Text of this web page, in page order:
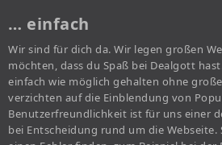
… einfach
Wir sind für dich da. Wir legen großen
möchten, dass du Spaß bei Dealgott
einfach wie möglich gehalten ohne
verzichten auf die Einblendung von
Benutzerfreundlichkeit ist für uns einer
bei Entscheidung rund um die